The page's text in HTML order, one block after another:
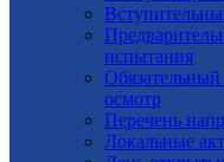
испытания
осмотр
Перечень
Локальные